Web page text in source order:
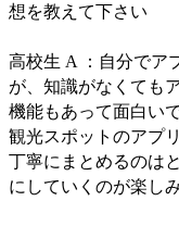
想を教えて下さい
高校生 A ：自分でア
が、知識がなくても
機能もあって面白い
観光スポットのアプ
丁寧にまとめるのは
にしていくのが楽し